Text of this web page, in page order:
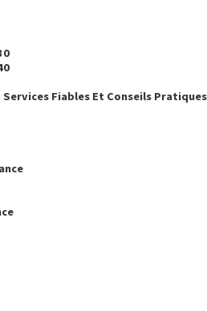
Fiables Et Conseils Pratiques